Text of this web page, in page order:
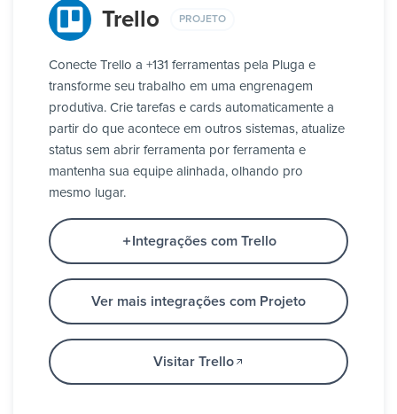
Trello PROJETO
Conecte Trello a +131 ferramentas pela Pluga e
transforme seu trabalho em uma engrenagem
produtiva. Crie tarefas e cards automaticamente a
partir do que acontece em outros sistemas, atualize
status sem abrir ferramenta por ferramenta e
mantenha sua equipe alinhada, olhando pro
mesmo lugar.
Integrações com Trello
Ver mais integrações com Projeto
Visitar Trello